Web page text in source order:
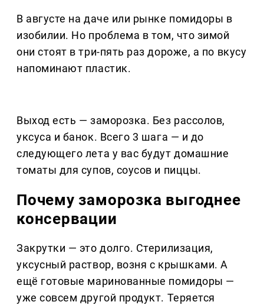
В августе на даче или рынке помидоры в
изобилии. Но проблема в том, что зимой
они стоят в три-пять раз дороже, а по вкусу
напоминают пластик.
Выход есть — заморозка. Без рассолов,
уксуса и банок. Всего 3 шага — и до
следующего лета у вас будут домашние
томаты для супов, соусов и пиццы.
Почему заморозка выгоднее
консервации
Закрутки — это долго. Стерилизация,
уксусный раствор, возня с крышками. А
ещё готовые маринованные помидоры —
уже совсем другой продукт. Теряется